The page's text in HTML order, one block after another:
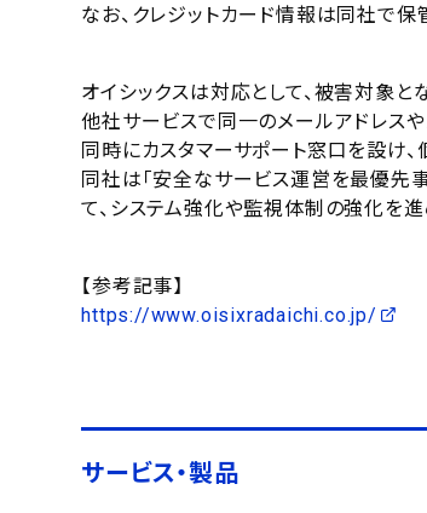
なお、クレジットカード情報は同社で
オイシックスは対応として、被害対象と
他社サービスで同一のメールアドレス
同時にカスタマーサポート窓口を設け
同社は「安全なサービス運営を最優先
て、システム強化や監視体制の強化を進
【参考記事】
https://www.oisixradaichi.co.jp/
サービス・製品